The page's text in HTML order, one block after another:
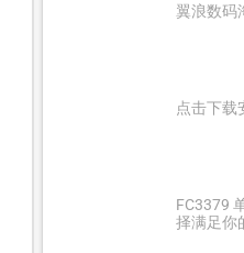
翼浪数码
点击下载
FC3379
择满足你